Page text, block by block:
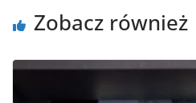
Zobacz również